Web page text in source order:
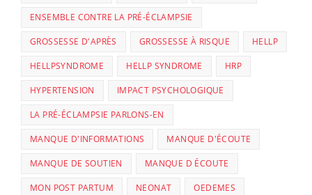
ENSEMBLE CONTRE LA PRÉ-ÉCLAMPSIE
GROSSESSE D'APRÈS GROSSESSE À RISQUE HELLP
HELLPSYNDROME HELLP SYNDROME HRP
HYPERTENSION IMPACT PSYCHOLOGIQUE
LA PRÉ-ÉCLAMPSIE PARLONS-EN
MANQUE D'INFORMATIONS MANQUE D'ÉCOUTE
MANQUE DE SOUTIEN MANQUE D ÉCOUTE
MON POST PARTUM NEONAT OEDEMES